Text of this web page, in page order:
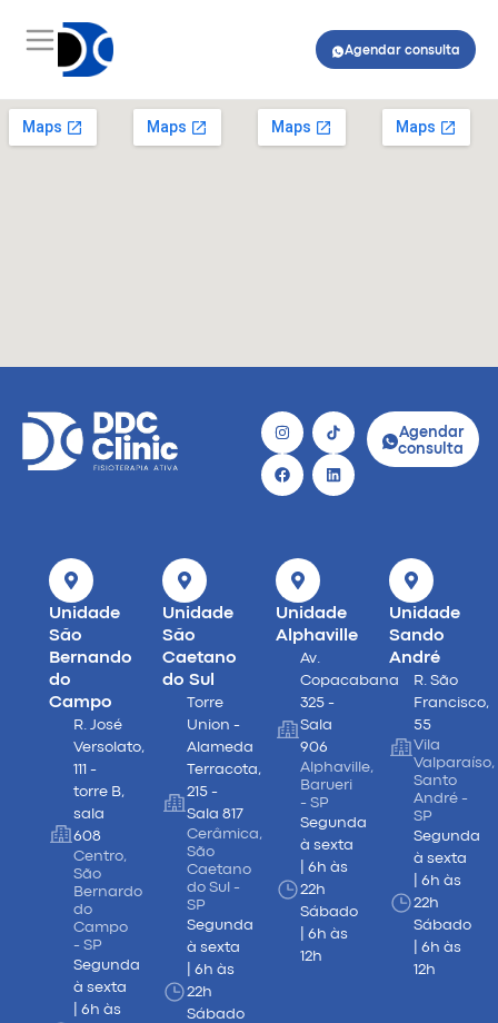
Agendar consulta
Agendar
consulta
Unidade
São
Bernando
do
Campo
R. José
Versolato,
111 -
torre B,
sala
608
Centro,
São
Bernardo
do
Campo
- SP
Segunda
à sexta
| 6h às
Unidade
São
Caetano
do Sul
Torre
Union -
Alameda
Terracota,
215 -
Sala 817
Cerâmica,
São
Caetano
do Sul -
SP
Segunda
à sexta
| 6h às
22h
Sábado
Unidade
Alphaville
Av.
Copacabana
325 -
Sala
906
Alphaville,
Barueri
- SP
Segunda
à sexta
| 6h às
22h
Sábado
| 6h às
12h
Unidade
Sando
André
R. São
Francisco,
55
Vila
Valparaíso,
Santo
André -
SP
Segunda
à sexta
| 6h às
22h
Sábado
| 6h às
12h